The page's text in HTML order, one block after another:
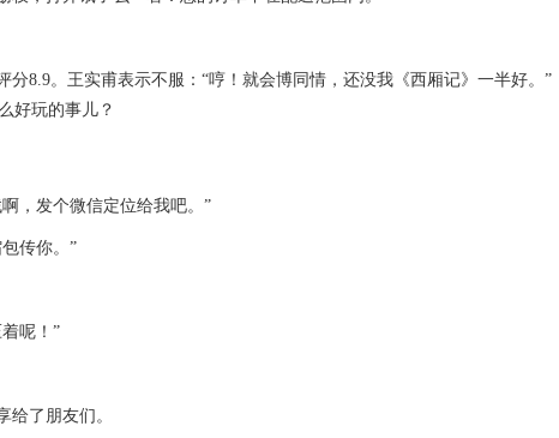
分8.9。王实甫表示不服：“哼！就会博同情，还没我《西厢记》一半好。”
，发个微信定位给我吧。”
传你。”
呢！”
给了朋友们。